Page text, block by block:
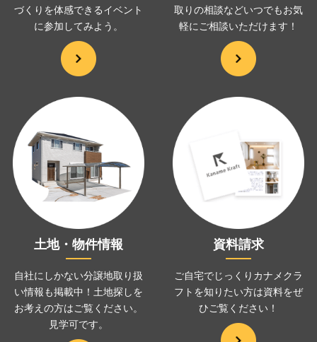
づくりを体感できるイベント
に参加してみよう。
取りの相談などいつでもお気
軽にご相談いただけます！
土地・物件情報
自社にしかない分譲地取り扱
い情報も掲載中！土地探しを
お考えの方はご覧ください。
見学可です。
資料請求
ご自宅でじっくりカナメクラ
フトを知りたい方は資料をぜ
ひご覧ください！